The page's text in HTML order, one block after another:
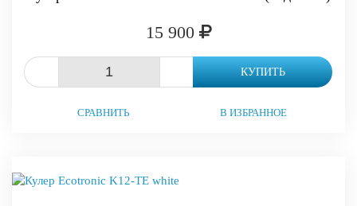
15 900
КУПИТЬ
СРАВНИТЬ В ИЗБРАННОЕ